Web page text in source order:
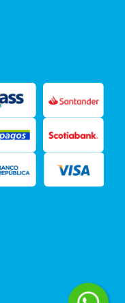
para el tratamiento de
tal y como se